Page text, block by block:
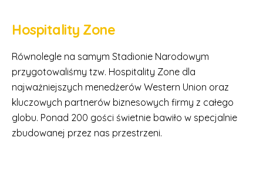
Hospitality Zone
Równolegle na samym Stadionie Narodowym
przygotowaliśmy tzw. Hospitality Zone dla
najważniejszych menedżerów Western Union oraz
kluczowych partnerów biznesowych firmy z całego
globu. Ponad 200 gości świetnie bawiło w specjalnie
zbudowanej przez nas przestrzeni.